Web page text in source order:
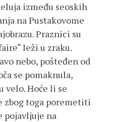
između seoskih
na Pustakovome
Praznici su
leži u zraku.
nebo, pošteđen od
se pomaknula,
velo. Hoće li se
zbog toga poremetiti
pojavljuje na